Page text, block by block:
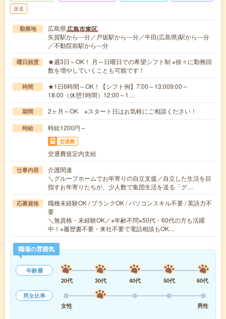
派遣
勤務地 広島県広島市東区
矢賀駅から---分／戸坂駅から---分／牛田(広島県)駅から---分
／不動院前駅から---分
曜日頻度
★週3日～OK！ 月～日曜日での希望シフト制 ※徐々に勤務回
数を増やしていくことも可能です！
時間
★1日6時間～OK！【シフト例】7:00～13:009:00～
18:00（休憩1時間）12:00～1…
期間 2ヶ月～OK ※スタート日はお気軽にご相談ください！
時給 時給1200円～
交通費
交通費規定内支給
仕事内容
介護関連
＼グループホームでお年寄りの自立支援／自立した生活を目
指すお年寄りたちが、少人数で集団生活を送る「グ…
応募資格
職種未経験OK / ブランクOK / パソコンスキル不要 / 英語力不
要
＼無資格・未経験OK／※年齢不問※50代・60代の方も活躍
中！※履歴書不要・来社不要で電話相談もOK…
職場の雰囲気
年齢層
20代
30代 40代 50代
60代
男女比率
女性
男性